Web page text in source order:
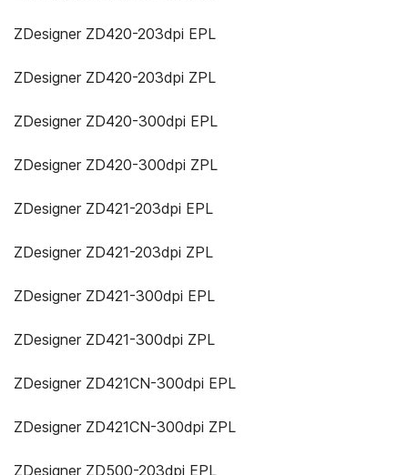
ZDesigner ZD420-203dpi EPL
ZDesigner ZD420-203dpi ZPL
ZDesigner ZD420-300dpi EPL
ZDesigner ZD420-300dpi ZPL
ZDesigner ZD421-203dpi EPL
ZDesigner ZD421-203dpi ZPL
ZDesigner ZD421-300dpi EPL
ZDesigner ZD421-300dpi ZPL
ZDesigner ZD421CN-300dpi EPL
ZDesigner ZD421CN-300dpi ZPL
ZDesigner ZD500-203dpi EPL